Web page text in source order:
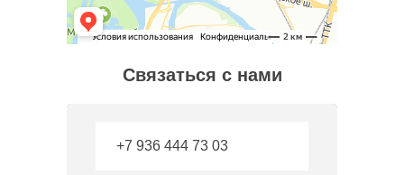
Связаться с нами
+7 936 444 73 03